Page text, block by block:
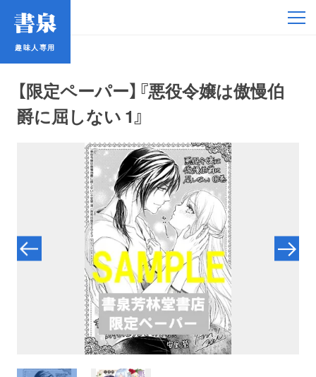
趣味人専用
【限定ペーパー】『悪役令嬢は傲慢伯
爵に屈しない 1』
趣味人専用
アイドル
鉄道・バス
コミック・ラノベ
プロレス
数学